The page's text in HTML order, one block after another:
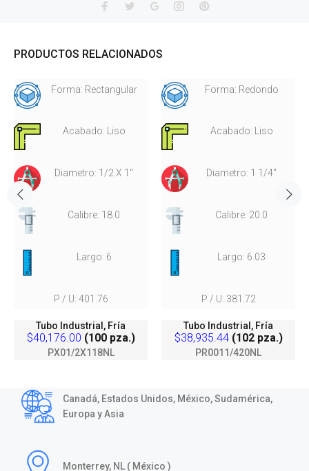
PRODUCTOS RELACIONADOS
Forma: Rectangular
Acabado: Liso
Diametro: 1/2 X 1"
Calibre: 18.0
Largo: 6
P / U: 401.76
Tubo Industrial, Fría
$40,176.00 (100 pza.)
PX01/2X118NL
Forma: Redondo
Acabado: Liso
Diametro: 1 1/4"
Calibre: 20.0
Largo: 6.03
P / U: 381.72
Tubo Industrial, Fría
$38,935.44(102 pza.)
PR0011/420NL
Canadá, Estados Unidos, México, Sudamérica,
Europa y Asia
Monterrey, NL ( México )